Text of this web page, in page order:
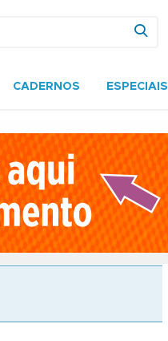
CADERNOS ESPECIAIS